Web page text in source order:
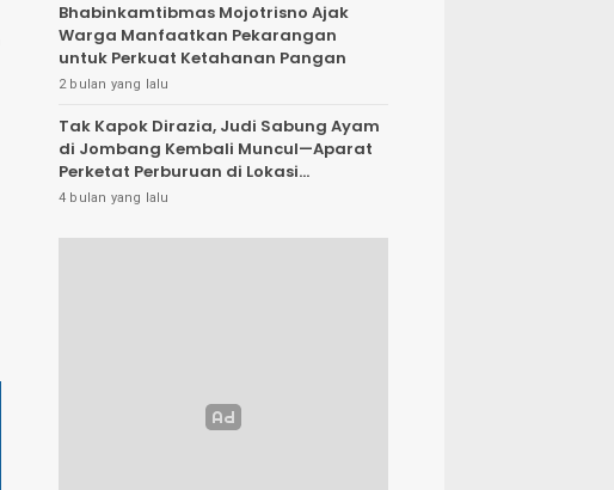
Bhabinkamtibmas Mojotrisno Ajak
Warga Manfaatkan Pekarangan
untuk Perkuat Ketahanan Pangan
2 bulan yang lalu
Tak Kapok Dirazia, Judi Sabung Ayam
di Jombang Kembali Muncul—Aparat
Perketat Perburuan di Lokasi
Tersembunyi
4 bulan yang lalu